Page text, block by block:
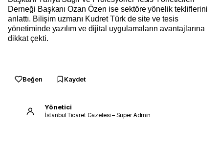
Derneği Başkanı Ozan Özen ise sektöre yönelik tekliflerini
anlattı. Bilişim uzmanı Kudret Türk de site ve tesis
yönetiminde yazılım ve dijital uygulamaların avantajlarına
dikkat çekti.
Beğen Kaydet
Yönetici
İstanbul Ticaret Gazetesi – Süper Admin